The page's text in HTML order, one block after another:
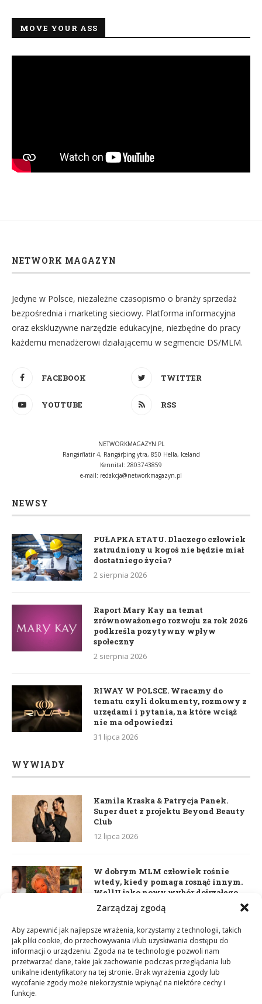
Zarządzaj zgodą
Aby zapewnić jak najlepsze wrażenia, korzystamy z technologii, takich
jak pliki cookie, do przechowywania i/lub uzyskiwania dostępu do
informacji o urządzeniu. Zgoda na te technologie pozwoli nam
przetwarzać dane, takie jak zachowanie podczas przeglądania lub
unikalne identyfikatory na tej stronie. Brak wyrażenia zgody lub
wycofanie zgody może niekorzystnie wpłynąć na niektóre cechy i
funkcje.
MOVE YOUR ASS
NETWORK MAGAZYN
Jedyne w Polsce, niezależne czasopismo o branży sprzedaż
bezpośrednia i marketing sieciowy. Platforma informacyjna
oraz ekskluzywne narzędzie edukacyjne, niezbędne do pracy
każdemu menadżerowi działającemu w segmencie DS/MLM.
FACEBOOK TWITTER
YOUTUBE RSS
NETWORKMAGAZYN.PL
Rangárflatir 4, Rangárþing ytra, 850 Hella, Iceland
Kennital: 2803743859
e-mail: redakcja@networkmagazyn.pl
NEWSY
PUŁAPKA ETATU. Dlaczego człowiek
zatrudniony u kogoś nie będzie miał
dostatniego życia?
2 sierpnia 2026
Raport Mary Kay na temat
zrównoważonego rozwoju za rok 2026
podkreśla pozytywny wpływ
społeczny
2 sierpnia 2026
RIWAY W POLSCE. Wracamy do
tematu czyli dokumenty, rozmowy z
urzędami i pytania, na które wciąż
nie ma odpowiedzi
31 lipca 2026
WYWIADY
Kamila Kraska & Patrycja Panek.
Super duet z projektu Beyond Beauty
Club
12 lipca 2026
W dobrym MLM człowiek rośnie
wtedy, kiedy pomaga rosnąć innym.
WellU jako nowy wybór dojrzałego
lidera
Daria Dudzik. Kocham Cię
17 kwietnia 2026